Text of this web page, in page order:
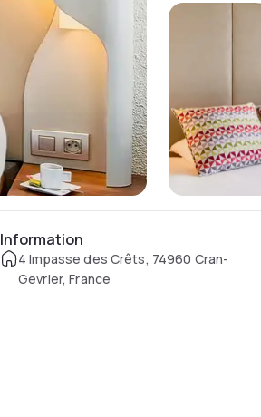
Information
4 Impasse des Crêts, 74960 Cran-
Gevrier, France